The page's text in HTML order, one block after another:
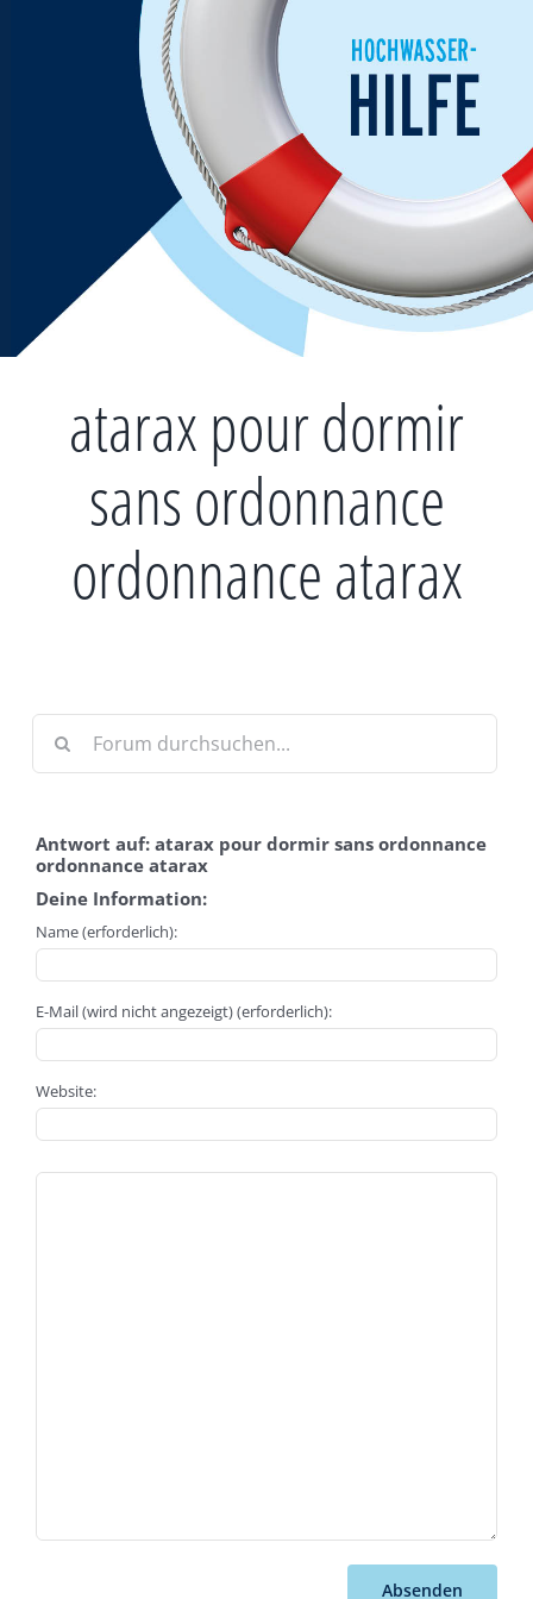
atarax pour dormir
sans ordonnance
ordonnance atarax
Antwort auf: atarax pour dormir sans ordonnance
ordonnance atarax
Deine Information:
Name (erforderlich):
E-Mail (wird nicht angezeigt) (erforderlich):
Website:
Absenden